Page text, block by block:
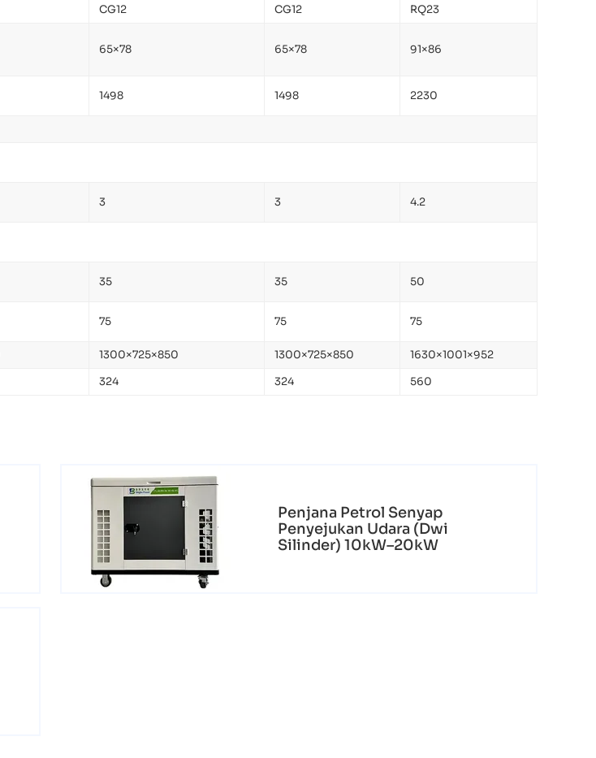
CG12 CG12 RQ23
65×78 65×78 91×86
1498 1498 2230
3 3 4.2
35 35 50
75 75 75
1300×725×850 1300×725×850 1630×1001×952
324 324 560
Penjana Petrol Senyap
Penyejukan Udara (Dwi
Silinder) 10kW–20kW